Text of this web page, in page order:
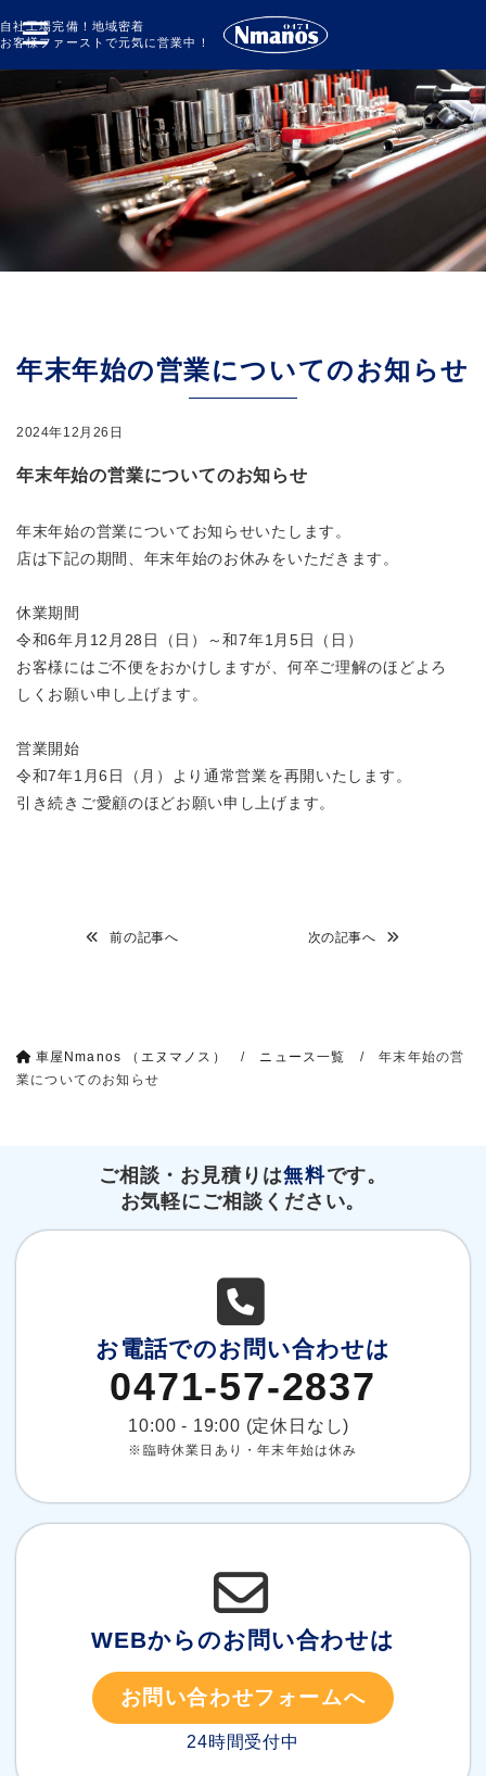
自社工場完備！地域密着
お客様ファーストで元気に営業中！
年末年始の営業についてのお知らせ
2024年12月26日
年末年始の営業についてのお知らせ
年末年始の営業についてお知らせいたします。
店は下記の期間、年末年始のお休みをいただきます。
休業期間
令和6年月12月28日（日）～和7年1月5日（日）
お客様にはご不便をおかけしますが、何卒ご理解のほどよろ
しくお願い申し上げます。
営業開始
令和7年1月6日（月）より通常営業を再開いたします。
引き続きご愛顧のほどお願い申し上げます。
前の記事へ 次の記事へ
車屋Nmanos （エヌマノス） / ニュース一覧 /年末年始の営
業についてのお知らせ
ご相談・お見積りは無料です。
お気軽にご相談ください。
お電話でのお問い合わせは
0471-57-2837
10:00 - 19:00 (定休日なし)
※臨時休業日あり・年末年始は休み
WEBからのお問い合わせは
お問い合わせフォームへ
24時間受付中